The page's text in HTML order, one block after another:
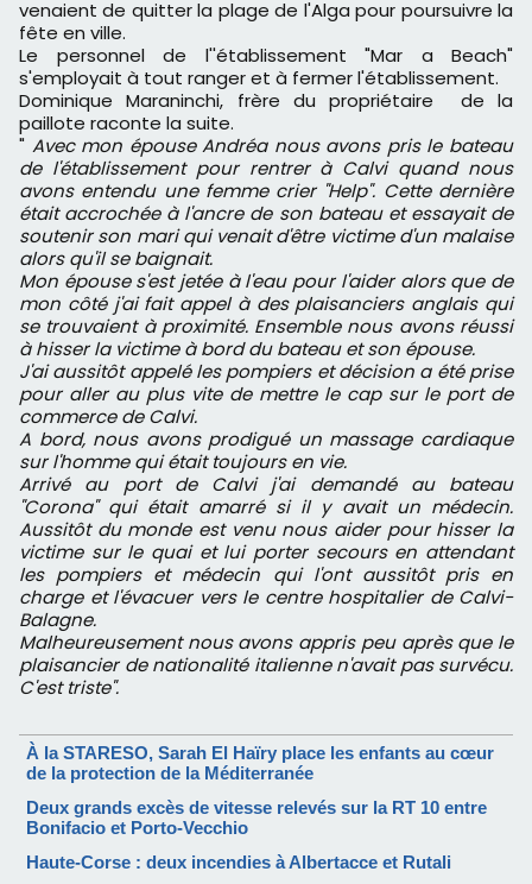
venaient de quitter la plage de l'Alga pour poursuivre la
fête en ville.
Le personnel de l''établissement "Mar a Beach"
s'employait à tout ranger et à fermer l'établissement.
Dominique Maraninchi, frère du propriétaire de la
paillote raconte la suite.
" Avec mon épouse Andréa nous avons pris le bateau
de l'établissement pour rentrer à Calvi quand nous
avons entendu une femme crier "Help". Cette dernière
était accrochée à l'ancre de son bateau et essayait de
soutenir son mari qui venait d'être victime d'un malaise
alors qu'il se baignait.
Mon épouse s'est jetée à l'eau pour l'aider alors que de
mon côté j'ai fait appel à des plaisanciers anglais qui
se trouvaient à proximité. Ensemble nous avons réussi
à hisser la victime à bord du bateau et son épouse.
J'ai aussitôt appelé les pompiers et décision a été prise
pour aller au plus vite de mettre le cap sur le port de
commerce de Calvi.
A bord, nous avons prodigué un massage cardiaque
sur l'homme qui était toujours en vie.
Arrivé au port de Calvi j'ai demandé au bateau
"Corona" qui était amarré si il y avait un médecin.
Aussitôt du monde est venu nous aider pour hisser la
victime sur le quai et lui porter secours en attendant
les pompiers et médecin qui l'ont aussitôt pris en
charge et l'évacuer vers le centre hospitalier de Calvi-
Balagne.
Malheureusement nous avons appris peu après que le
plaisancier de nationalité italienne n'avait pas survécu.
C'est triste".
À la STARESO, Sarah El Haïry place les enfants au cœur
de la protection de la Méditerranée
Deux grands excès de vitesse relevés sur la RT 10 entre
Bonifacio et Porto-Vecchio
Haute-Corse : deux incendies à Albertacce et Rutali